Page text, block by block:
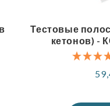
Тестовые
кетонов) -